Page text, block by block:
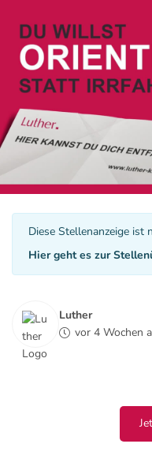
Diese Stellenanzeige ist
Hier geht es zur
Luther
vor 4 Wochen